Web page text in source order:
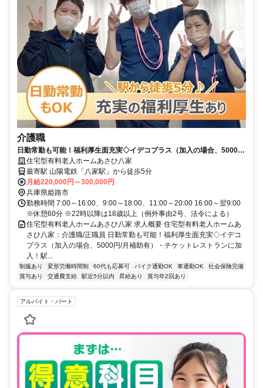
介護職
日勤常勤も可能！福利厚生面充実◇イデコプラス（加入の場合、5000
円/月補助有）・チケットレストランに加入！駅徒歩5分★車・バイク通
勤OK☆定年65歳＜積極採用中＞【姫路市、八家駅、住宅型有料、介護
職、正社員】
住宅型有料老人ホームあさひ八家
最寄駅 山陽電鉄「八家駅」から徒歩5分
月給220,000円～300,000円
兵庫県姫路市
勤務時間 7:00～16:00、9:00～18:00、11:00～20:00 16:00～翌9:00
※休憩60分 ※22時以降は18歳以上（例外事由2号、法令による）
住宅型有料老人ホームあさひ八家 求人概要 住宅型有料老人ホームあ
さひ八家：介護職/正職員 日勤常勤も可能！福利厚生面充実◇イデコ
プラス（加入の場合、5000円/月補助有）・チケットレストランに加
入！駅...
制服あり 変形労働時間制 60代も応募可 バイク通勤OK 車通勤OK
社会保険完備
賞与あり
交通費支給 駅近5分以内 昇給あり 賞与年2回あり
アルバイト・パート